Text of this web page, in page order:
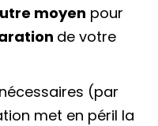
moyen pour
de votre
(par
met en péril la